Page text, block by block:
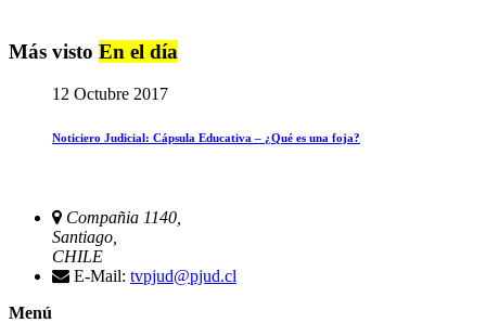
Más visto En el día
12 Octubre 2017
Noticiero Judicial: Cápsula Educativa – ¿Qué es una foja?
Compañia 1140,
Santiago,
CHILE
E-Mail: tvpjud@pjud.cl
Menú